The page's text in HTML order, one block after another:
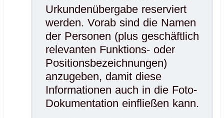
Urkundenübergabe reserviert
werden. Vorab sind die Namen
der Personen (plus geschäftlich
relevanten Funktions- oder
Positionsbezeichnungen)
anzugeben, damit diese
Informationen auch in die Foto-
Dokumentation einfließen kann.